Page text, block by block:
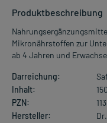
Produktbeschreibung
Mikronährstoffen zur
ab 4 Jahren und
Darreichung:
Inhalt:
PZN:
Hersteller: